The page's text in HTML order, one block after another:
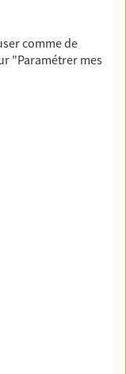
AXA
comme de
"Paramétrer mes